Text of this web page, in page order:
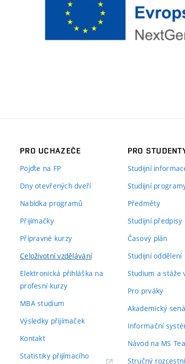
PRO UCHAZEČE
Pojďte na FP
Dny otevřených dveří
Nabídka programů
Přijímačky
Přípravné kurzy
Celoživotní vzdělávání
Elektronická přihláška na
profesní kurzy
MBA studium
Výsledky přijímaček
Kontakt
Statistiky přijímacího
PRO
Studijní
Studijní
Předměty
Studijní předpisy
Časový plán
Studijní oddělení
Studium a stáže
Pro prváky
Akademický
Informační
Návod na MS
Stručný